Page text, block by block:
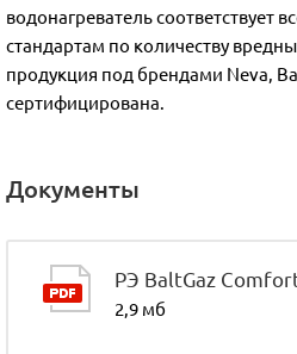
водонагреватель соответствует
стандартам по количеству
продукция под брендами Neva,
сертифицирована.
Документы
РЭ BaltGaz
2,9 мб